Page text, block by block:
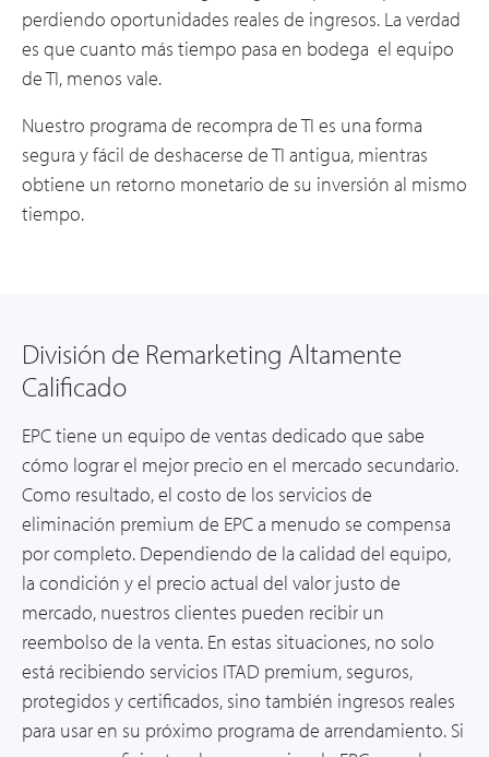
perdiendo oportunidades reales de ingresos. La verdad
es que cuanto más tiempo pasa en bodega el equipo
de TI, menos vale.
Nuestro programa de recompra de TI es una forma
segura y fácil de deshacerse de TI antigua, mientras
obtiene un retorno monetario de su inversión al mismo
tiempo.
División de Remarketing Altamente
Calificado
EPC tiene un equipo de ventas dedicado que sabe
cómo lograr el mejor precio en el mercado secundario.
Como resultado, el costo de los servicios de
eliminación premium de EPC a menudo se compensa
por completo. Dependiendo de la calidad del equipo,
la condición y el precio actual del valor justo de
mercado, nuestros clientes pueden recibir un
reembolso de la venta. En estas situaciones, no solo
está recibiendo servicios ITAD premium, seguros,
protegidos y certificados, sino también ingresos reales
para usar en su próximo programa de arrendamiento. Si